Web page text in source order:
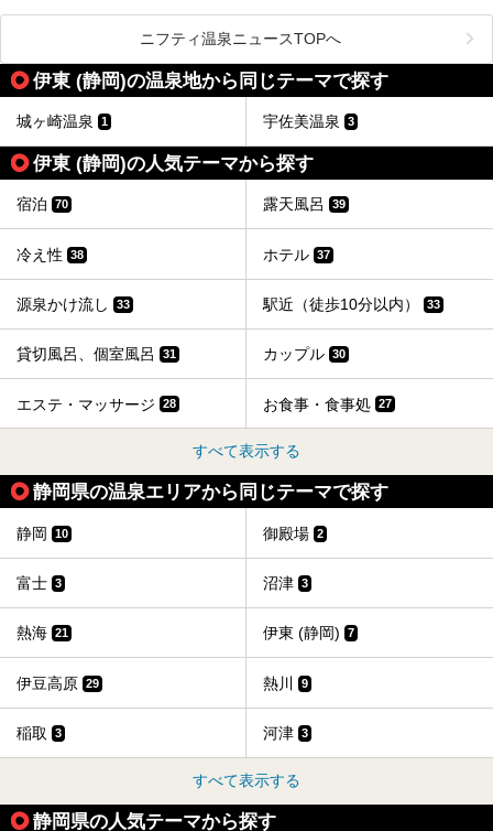
地下に眠る源泉を加水・加温・消毒無し、さらには途中過程
で空気にも触れさせることなく浴槽まで提供。「究極の源泉
かけ流し」と言っても決して過言ではありません。
今回、桜田温泉「山芳園」の“温泉”を中心に、その魅力を詳
細レポート。また口コミの評判も非常に高い宿であり、客室
や食事も併せて徹底紹介します！
ニフティ温泉ニュースTOPへ
伊東 (静岡)の温泉地から同じテーマで探す
城ヶ崎温泉 1 宇佐美温泉 3
伊東 (静岡)の人気テーマから探す
宿泊 70 露天風呂 39
冷え性 38 ホテル 37
源泉かけ流し 33 駅近（徒歩10分以内） 33
貸切風呂、個室風呂 31 カップル 30
エステ・マッサージ 28 お食事・食事処 27
すべて表示する
静岡県の温泉エリアから同じテーマで探す
静岡 10 御殿場 2
富士 3 沼津 3
熱海 21 伊東 (静岡) 7
伊豆高原 29 熱川 9
稲取 3 河津 3
すべて表示する
静岡県の人気テーマから探す